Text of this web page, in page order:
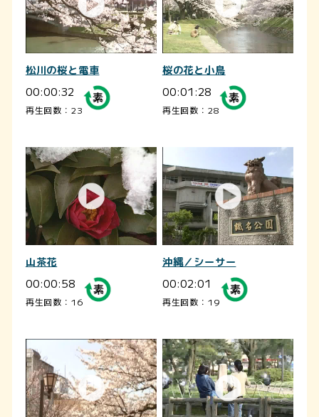
松川の桜と電車
00:00:32
再生回数：23
桜の花と小鳥
00:01:28
再生回数：28
山茶花
00:00:58
再生回数：16
沖縄／シーサー
00:02:01
再生回数：19